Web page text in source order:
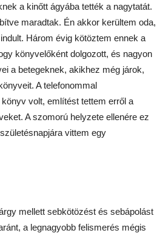
a kinőtt ágyába tették a nagytatát.
maradtak. Én akkor kerültem oda,
Három évig kötöztem ennek a
könyvelőként dolgozott, és nagyon
a betegeknek, akikhez még járok,
A telefonommal
volt, említést tettem erről a
A szomorú helyzete ellenére ez
vittem egy
mellett sebkötözést és sebápolást
a legnagyobb felismerés mégis